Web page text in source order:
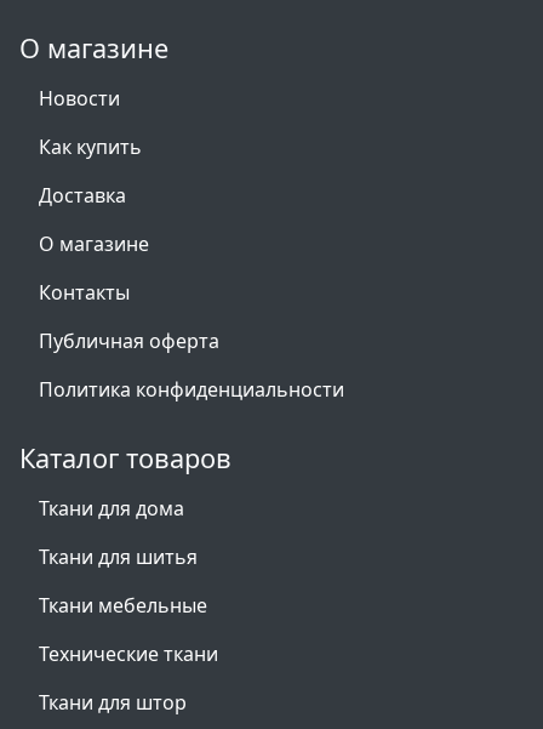
О магазине
Новости
Как купить
Доставка
О магазине
Контакты
Публичная оферта
Политика конфиденциальности
Каталог товаров
Ткани для дома
Ткани для шитья
Ткани мебельные
Технические ткани
Ткани для штор